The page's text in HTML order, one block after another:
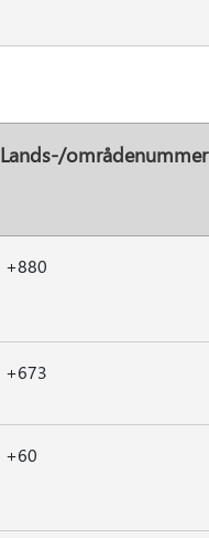
Lands-/områdenummer
+880
+673
+60